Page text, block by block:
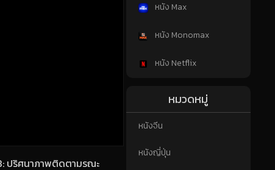
ปริศนาภาพติดตามรณะ
หนัง Max
หนัง Monomax
หนัง Netflix
หมวดหมู่
หนังจีน
หนังญี่ปุ่น